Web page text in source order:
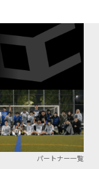
パートナー一覧